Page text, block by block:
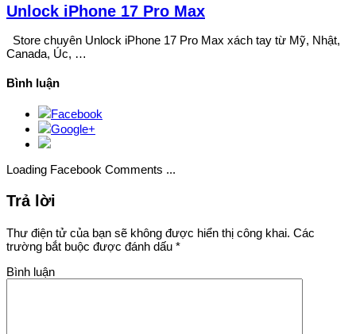
Unlock iPhone 17 Pro Max
Store chuyên Unlock iPhone 17 Pro Max xách tay từ Mỹ, Nhật,
Canada, Úc, …
Bình luận
Facebook
Google+
Loading Facebook Comments ...
Trả lời
Thư điện tử của bạn sẽ không được hiển thị công khai. Các
trường bắt buộc được đánh dấu *
Bình luận